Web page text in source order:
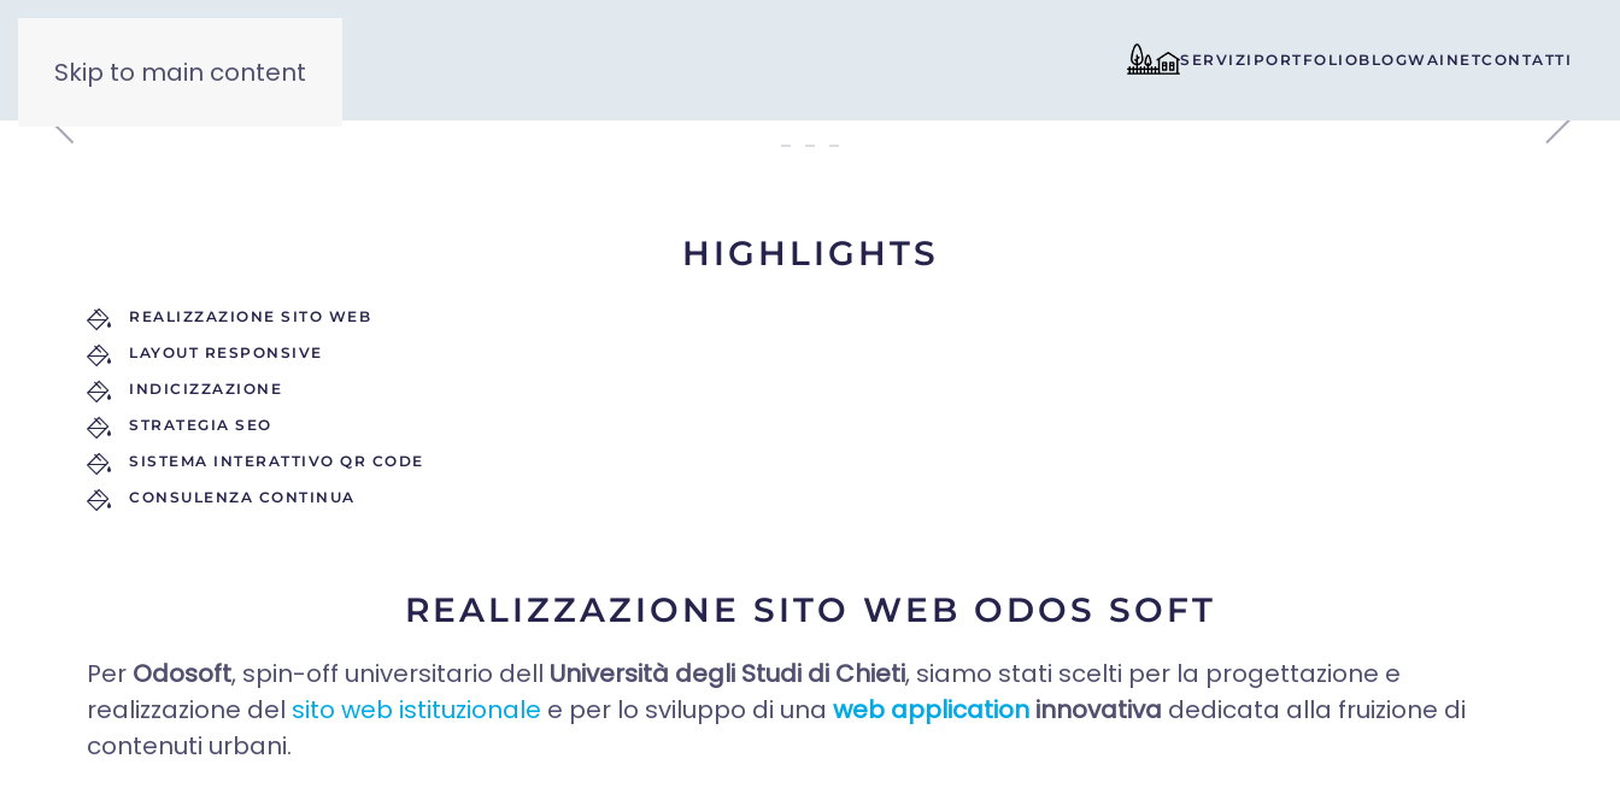
Skip to main content SERVIZI PORTFOLIOBLOGWAINETCONTATTI
HIGHLIGHTS
REALIZZAZIONE SITO WEB
LAYOUT RESPONSIVE
INDICIZZAZIONE
STRATEGIA SEO
SISTEMA INTERATTIVO QR CODE
CONSULENZA CONTINUA
REALIZZAZIONE SITO WEB ODOS SOFT
Per Odosoft, spin-off universitario dell Università degli Studi di Chieti, siamo stati scelti per la progettazione e
realizzazione del sito web istituzionale e per lo sviluppo di una web application innovativa dedicata alla fruizione di
contenuti urbani.